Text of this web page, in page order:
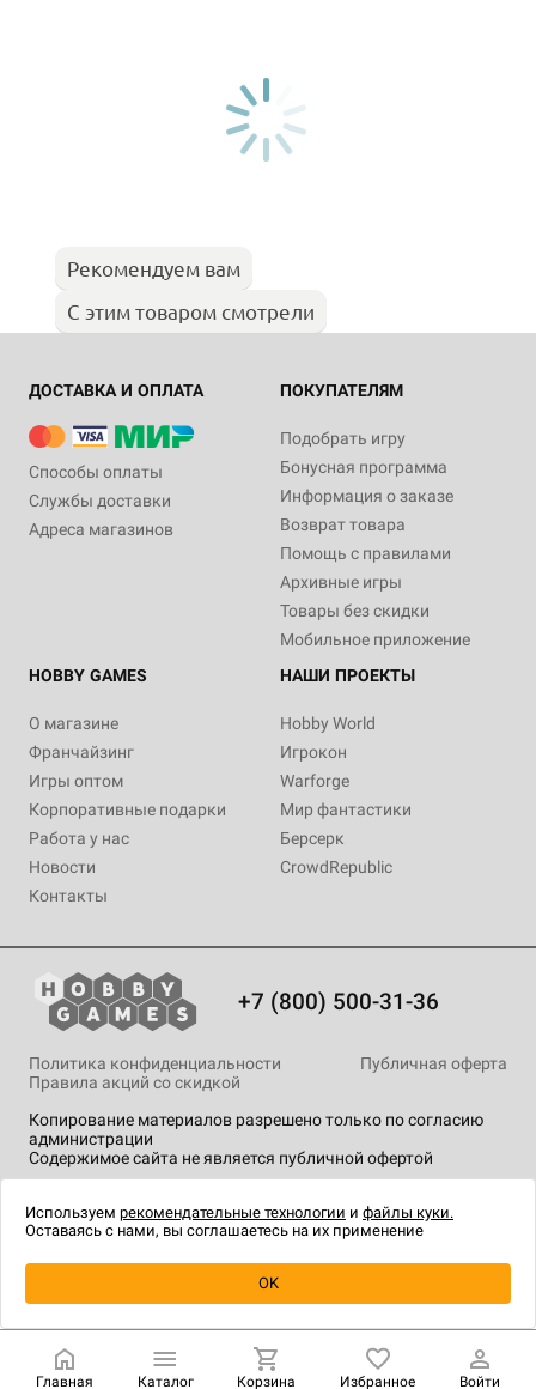
Купить| 10 990 ₽
Рекомендуем вам
С этим товаром смотрели
ДОСТАВКА И ОПЛАТА
Способы оплаты
Службы доставки
Адреса магазинов
ПОКУПАТЕЛЯМ
Подобрать игру
Бонусная программа
Информация о заказе
Возврат товара
Помощь с правилами
Архивные игры
Товары без скидки
Мобильное приложение
HOBBY GAMES
О магазине
Франчайзинг
Игры оптом
Корпоративные подарки
Работа у нас
Новости
Контакты
НАШИ ПРОЕКТЫ
Hobby World
Игрокон
Warforge
Мир фантастики
Берсерк
CrowdRepublic
+7 (800) 500-31-36
Копирование материалов разрешено только по согласию
администрации
Содержимое сайта не является публичной офертой
Политика конфиденциальности
Публичная оферта
Правила акций со скидкой
технологии.
Главная Каталог Корзина Избранное Войти
Используем рекомендательные технологии и файлы куки.
Оставаясь с нами, вы соглашаетесь на их применение
OK